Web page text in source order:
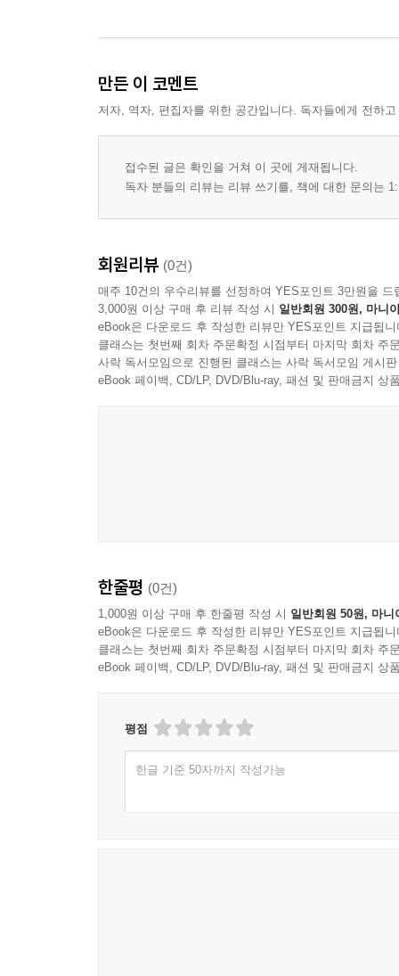
만든 이 코멘트
저자, 역자, 편집자를 위한 공간입니다. 독자들에게 전하
접수된 글은 확인을 거쳐 이 곳에 게재됩니다.
독자 분들의 리뷰는 리뷰 쓰기를, 책에 대한 문의는
회원리뷰 (0건)
매주 10건의 우수리뷰를 선정하여 YES포인트 3만원을 드
3,000원 이상 구매 후 리뷰 작성 시 일반회원 300원, 마니
eBook은 다운로드 후 작성한 리뷰만 YES포인트 지급됩니
클래스는 첫번째 회차 주문확정 시점부터 마지막 회차 주
사락 독서모임으로 진행된 클래스는 사락 독서모임 게시
eBook 페이백, CD/LP, DVD/Blu-ray, 패션 및 판매금지 상
한줄평 (0건)
1,000원 이상 구매 후 한줄평 작성 시 일반회원 50원, 마니
eBook은 다운로드 후 작성한 리뷰만 YES포인트 지급됩니
클래스는 첫번째 회차 주문확정 시점부터 마지막 회차 주
eBook 페이백, CD/LP, DVD/Blu-ray, 패션 및 판매금지 상
평점
한글 기준 50자까지 작성가능